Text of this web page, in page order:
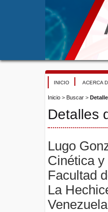
INICIO ACERCA
Inicio > Buscar >
Detalles
Lugo
Cinética
Facultad
La